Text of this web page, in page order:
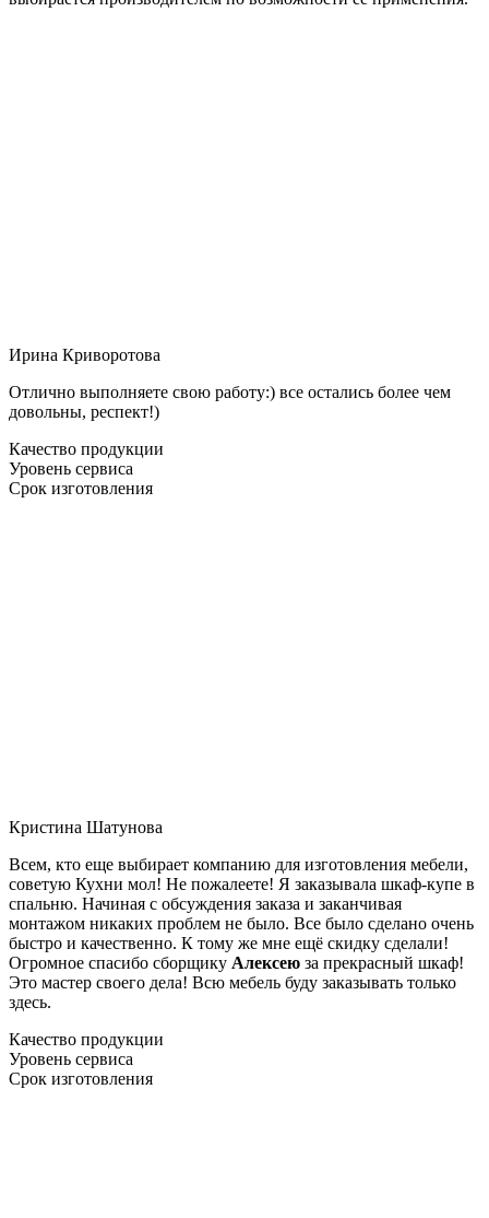
Ирина Криворотова
Отлично выполняете свою работу:) все остались более чем
довольны, респект!)
Качество продукции
Уровень сервиса
Срок изготовления
Кристина Шатунова
Всем, кто еще выбирает компанию для изготовления мебели,
советую Кухни мол! Не пожалеете! Я заказывала шкаф-купе в
спальню. Начиная с обсуждения заказа и заканчивая
монтажом никаких проблем не было. Все было сделано очень
быстро и качественно. К тому же мне ещё скидку сделали!
Огромное спасибо сборщику Алексею за прекрасный шкаф!
Это мастер своего дела! Всю мебель буду заказывать только
здесь.
Качество продукции
Уровень сервиса
Срок изготовления